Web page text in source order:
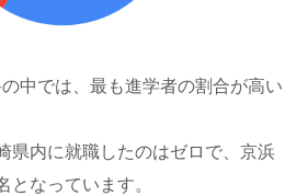
中では、最も進学者の割合が高い
県内に就職したのはゼロで、京浜
となっています。